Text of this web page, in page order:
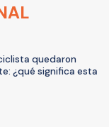
quedaron
¿qué significa esta